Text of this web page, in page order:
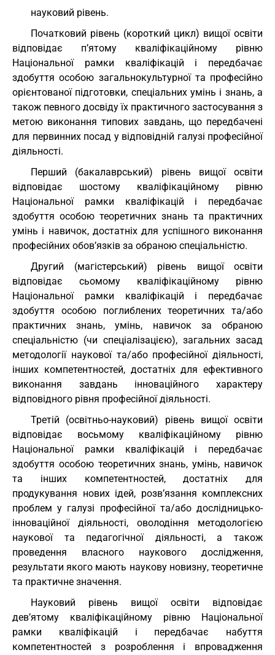
науковий рівень.
Початковий рівень (короткий цикл) вищої освіти
відповідає п’ятому кваліфікаційному рівню
Національної рамки кваліфікацій і передбачає
здобуття особою загальнокультурної та професійно
орієнтованої підготовки, спеціальних умінь і знань, а
також певного досвіду їх практичного застосування з
метою виконання типових завдань, що передбачені
для первинних посад у відповідній галузі професійної
діяльності.
Перший (бакалаврський) рівень вищої освіти
відповідає шостому кваліфікаційному рівню
Національної рамки кваліфікацій і передбачає
здобуття особою теоретичних знань та практичних
умінь і навичок, достатніх для успішного виконання
професійних обов’язків за обраною спеціальністю.
Другий (магістерський) рівень вищої освіти
відповідає сьомому кваліфікаційному рівню
Національної рамки кваліфікацій і передбачає
здобуття особою поглиблених теоретичних та/або
практичних знань, умінь, навичок за обраною
спеціальністю (чи спеціалізацією), загальних засад
методології наукової та/або професійної діяльності,
інших компетентностей, достатніх для ефективного
виконання завдань інноваційного характеру
відповідного рівня професійної діяльності.
Третій (освітньо-науковий) рівень вищої освіти
відповідає восьмому кваліфікаційному рівню
Національної рамки кваліфікацій і передбачає
здобуття особою теоретичних знань, умінь, навичок
та інших компетентностей, достатніх для
продукування нових ідей, розв’язання комплексних
проблем у галузі професійної та/або дослідницько-
інноваційної діяльності, оволодіння методологією
наукової та педагогічної діяльності, а також
проведення власного наукового дослідження,
результати якого мають наукову новизну, теоретичне
та практичне значення.
Науковий рівень вищої освіти відповідає
дев’ятому кваліфікаційному рівню Національної
рамки кваліфікацій і передбачає набуття
компетентностей з розроблення і впровадження